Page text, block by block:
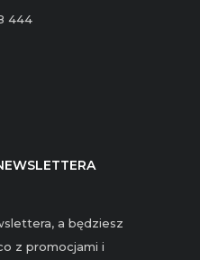
444
a będziesz
z promocjami i